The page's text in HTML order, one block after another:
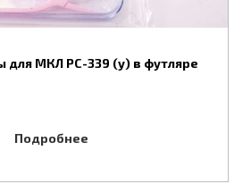
МКЛ РС-339 (у) в футляре
Подробнее